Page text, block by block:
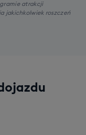
atrakcji
jakichkolwiek roszczeń